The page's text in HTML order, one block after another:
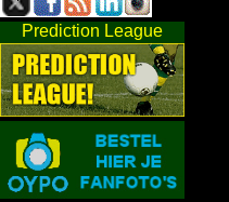
Prediction League